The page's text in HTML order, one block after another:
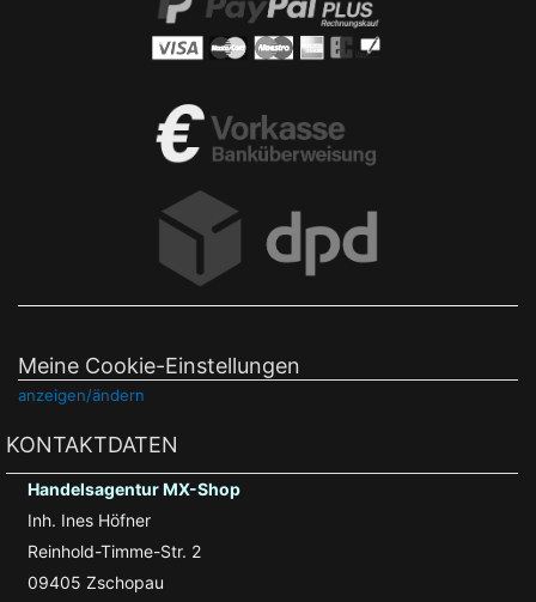
Meine Cookie-Einstellungen
anzeigen/ändern
KONTAKTDATEN
Handelsagentur MX-Shop
Inh. Ines Höfner
Reinhold-Timme-Str. 2
09405 Zschopau